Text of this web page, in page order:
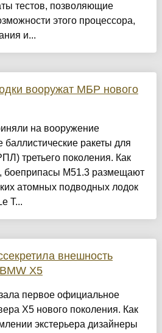
тестов, позволяющие
этого процессора,
и...
вооружат МБР нового
на вооружение
ракеты для
третьего поколения. Как
боеприпасы М51.3 размещают
атомных подводных лодок
T...
внешность
X5
первое официальное
X5 нового поколения. Как
экстерьера дизайнеры